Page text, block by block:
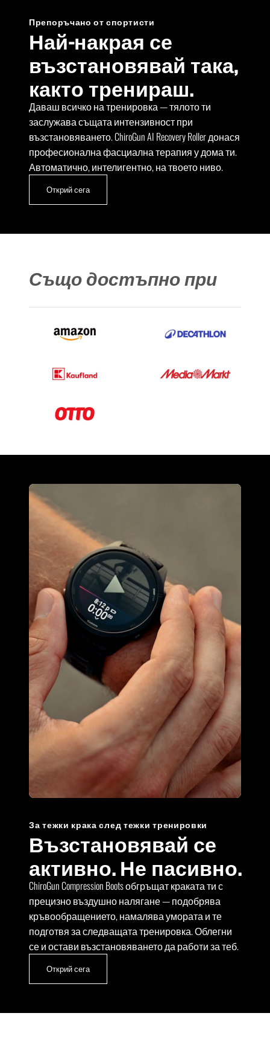
Препоръчано от спортисти
Най-накрая се
възстановявай така,
както тренираш.
Даваш всичко на тренировка — тялото ти
заслужава същата интензивност при
възстановяването. ChiroGun AI Recovery Roller донася
професионална фасциална терапия у дома ти.
Автоматично, интелигентно, на твоето ниво.
Открий сега
Също достъпно при
За тежки крака след тежки тренировки
Възстановявай се
активно. Не пасивно.
ChiroGun Compression Boots обгръщат краката ти с
прецизно въздушно налягане — подобрява
кръвообращението, намалява умората и те
подготвя за следващата тренировка. Облегни
се и остави възстановяването да работи за теб.
Открий сега